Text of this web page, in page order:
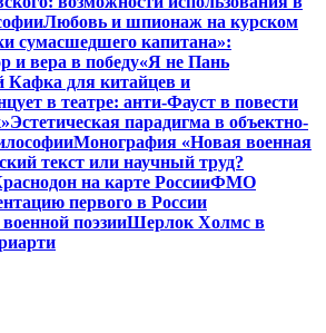
Любовь и шпионаж на курском
сумасшедшего капитана»:
и вера в победу«Я не Пань
Кафка для китайцев и
в театре: анти-Фауст в повести
Эстетическая парадигма в объектно-
Монография «Новая военная
текст или научный труд?
на карте РоссииФМО
первого в России
поэзииШерлок Холмс в